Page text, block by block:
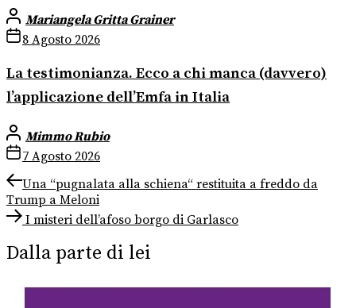
Mariangela Gritta Grainer
8 Agosto 2026
La testimonianza. Ecco a chi manca (davvero)
l’applicazione dell’Emfa in Italia
Mimmo Rubio
7 Agosto 2026
Navigazione
articoli
Previous
post:
Una “pugnalata alla schiena“ restituita a freddo da
Trump a Meloni
Next
post:
I misteri dell’afoso borgo di Garlasco
Dalla parte di lei